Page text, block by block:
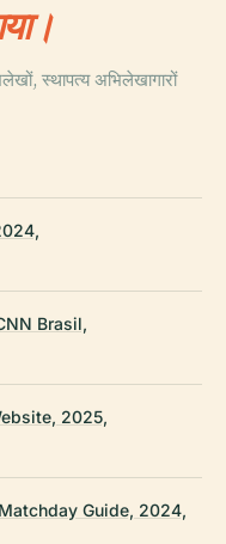
स्थापत्य अभिलेखागारों
Brasil,
2025,
Guide, 2024,